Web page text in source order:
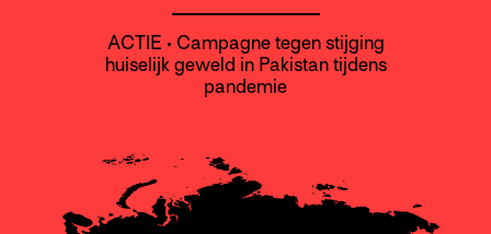
ACTIE • Campagne tegen stijging
huiselijk geweld in Pakistan tijdens
pandemie